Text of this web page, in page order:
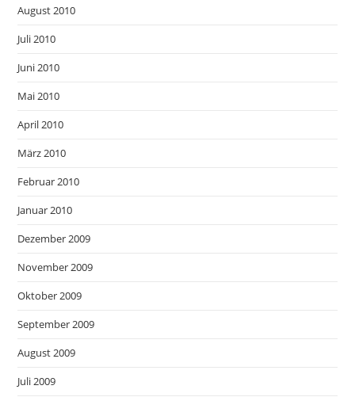
August 2010
Juli 2010
Juni 2010
Mai 2010
April 2010
März 2010
Februar 2010
Januar 2010
Dezember 2009
November 2009
Oktober 2009
September 2009
August 2009
Juli 2009